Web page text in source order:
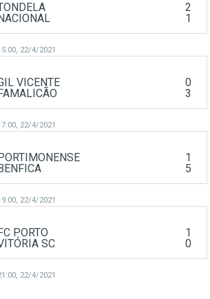
2
1
22/4/2021
VICENTE
0
3
22/4/2021
1
5
22/4/2021
PORTO
1
SC
0
22/4/2021